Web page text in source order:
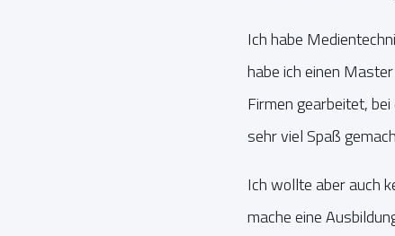
Ich habe
habe ich einen
Firmen gearbeitet,
sehr viel Spaß
Ich wollte aber auch
mache eine